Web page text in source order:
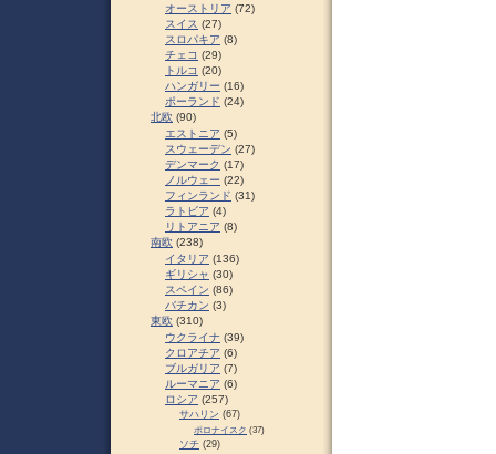
オーストリア (72)
スイス (27)
スロパキア (8)
チェコ (29)
トルコ (20)
ハンガリー (16)
ポーランド (24)
北欧 (90)
エストニア (5)
スウェーデン (27)
デンマーク (17)
ノルウェー (22)
フィンランド (31)
ラトビア (4)
リトアニア (8)
南欧 (238)
イタリア (136)
ギリシャ (30)
スペイン (86)
バチカン (3)
東欧 (310)
ウクライナ (39)
クロアチア (6)
ブルガリア (7)
ルーマニア (6)
ロシア (257)
サハリン (67)
ポロナイスク (37)
ソチ (29)